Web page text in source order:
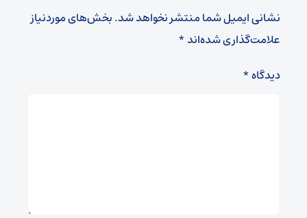
نشانی ایمیل شما منتشر نخواهد شد.بخش‌های موردنیاز
علامت‌گذاری شده‌اند*
دیدگاه*